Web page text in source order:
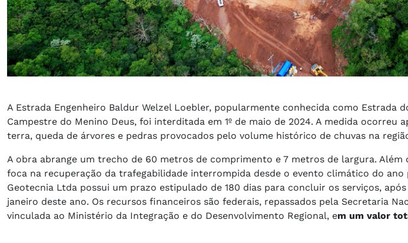
A Estrada Engenheiro Baldur Welzel Loebler, popularmente conhecida como Estrada
Campestre do Menino Deus, foi interditada em 1º de maio de 2024. A medida ocorreu
terra, queda de árvores e pedras provocados pelo volume histórico de chuvas na
A obra abrange um trecho de 60 metros de comprimento e 7 metros de largura.
foca na recuperação da trafegabilidade interrompida desde o evento climático do ano
Geotecnia Ltda possui um prazo estipulado de 180 dias para concluir os serviços,
janeiro deste ano. Os recursos financeiros são federais, repassados pela Secretaria
vinculada ao Ministério da Integração e do Desenvolvimento Regional, em um valor